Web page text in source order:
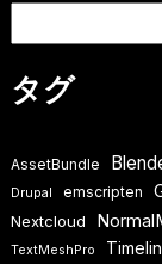
タグ
AssetBundle
Drupal emscripten
Nextcloud
TextMeshPro